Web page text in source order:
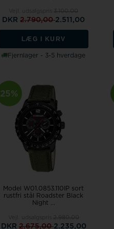
DKR2.790,002.511,00
LÆG I KURV
Fjernlager - 3-5 hverdage
25%
Model W01.0853.110IP sort
rustfri stål Roadster Black
Night ...
DKR 2.675,002.235,00